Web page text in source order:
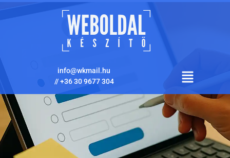
info@wkmail.hu
//+36 30 9677 304